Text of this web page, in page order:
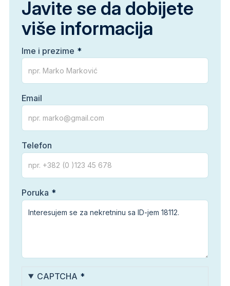
Javite se da dobijete
više informacija
Ime i prezime
Email
Telefon
Poruka
CAPTCHA